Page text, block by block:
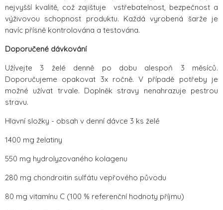
nejvyšší kvalitě, což zajištuje vstřebatelnost, bezpečnost a
výživovou schopnost produktu. Každá vyrobená šarže je
navíc přísně kontrolována a testována.
Doporučené dávkování
Užívejte 3 želé denně po dobu alespoň 3 měsíců.
Doporučujeme opakovat 3x ročně. V případě potřeby je
možné užívat trvale. Doplněk stravy nenahrazuje pestrou
stravu.
Hlavní složky - obsah v denní dávce 3 ks želé
1400 mg želatiny
550 mg hydrolyzovaného kolagenu
280 mg chondroitin sulfátu vepřového původu
80 mg vitamínu C (100 % referenční hodnoty příjmu)